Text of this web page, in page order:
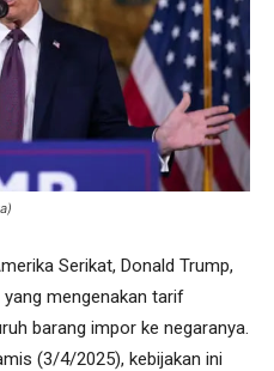
Serikat, Donald Trump,
mengenakan tarif
barang impor ke negaranya.
(3/4/2025), kebijakan ini